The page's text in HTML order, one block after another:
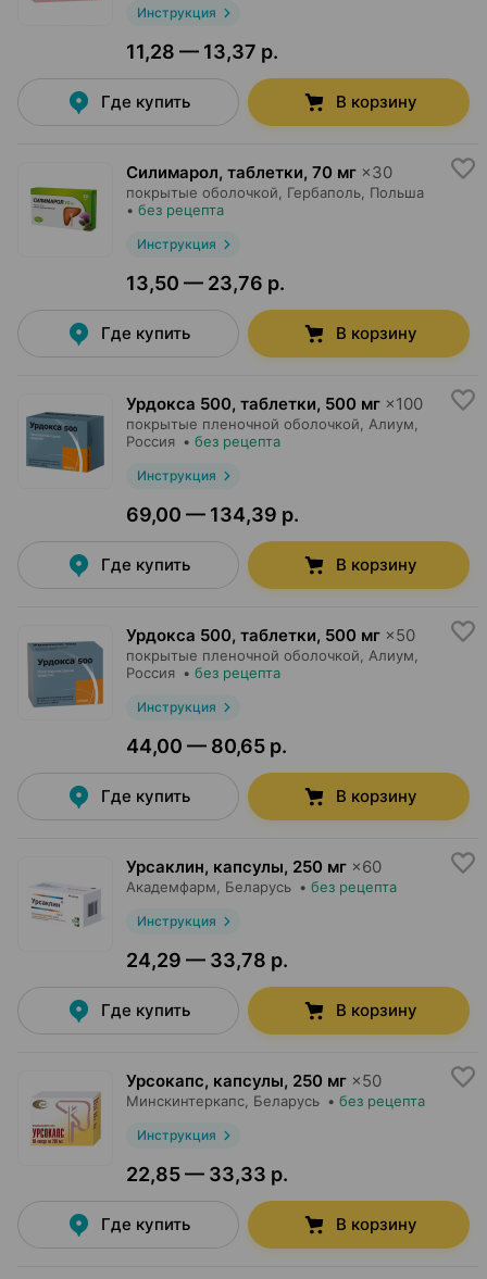
Инструкция
11,28 — 13,37 р.
Где купить В корзину
Силимарол, таблетки, 70 мг ×30
покрытые оболочкой, Гербаполь , Польша
• без рецепта
Инструкция
13,50 — 23,76 р.
Где купить В корзину
Урдокса 500, таблетки, 500 мг ×100
покрытые пленочной оболочкой, Алиум
Россия • без рецепта
Инструкция
69,00 — 134,39 р.
Где купить В корзину
Урдокса 500, таблетки, 500 мг ×50
покрытые пленочной оболочкой, Алиум
Россия • без рецепта
Инструкция
44,00 — 80,65 р.
Где купить В корзину
Урсаклин, капсулы, 250 мг ×60
Академфарм , Беларусь • без рецепта
Инструкция
24,29 — 33,78 р.
Где купить В корзину
Урсокапс, капсулы, 250 мг ×50
Минскинтеркапс , Беларусь • без рецепта
Инструкция
22,85 — 33,33 р.
Где купить В корзину